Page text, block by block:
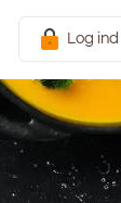
Log ind